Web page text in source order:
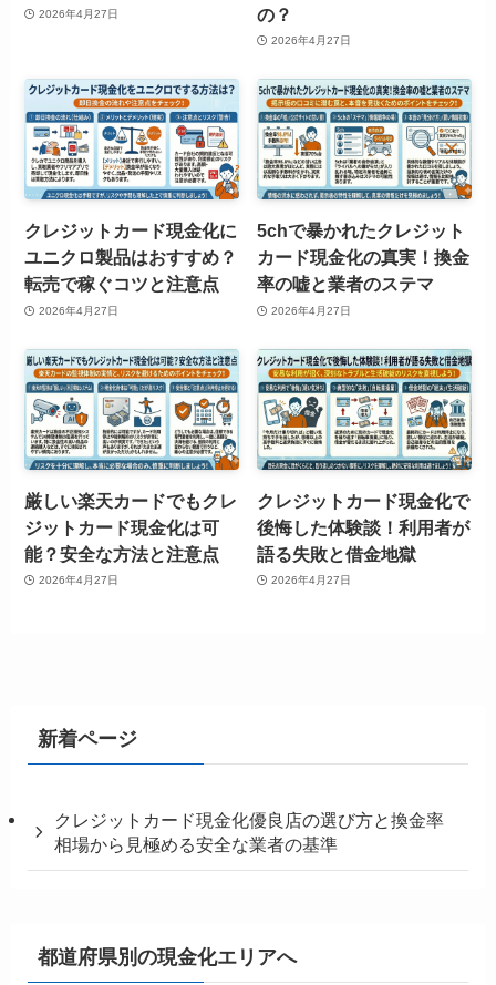
2026年4月27日
の？
2026年4月27日
クレジットカード現金化に
ユニクロ製品はおすすめ？
転売で稼ぐコツと注意点
2026年4月27日
5chで暴かれたクレジット
カード現金化の真実！換金
率の嘘と業者のステマ
2026年4月27日
厳しい楽天カードでもクレ
ジットカード現金化は可
能？安全な方法と注意点
2026年4月27日
クレジットカード現金化で
後悔した体験談！利用者が
語る失敗と借金地獄
2026年4月27日
新着ページ
クレジットカード現金化優良店の選び方と換金率
相場から見極める安全な業者の基準
都道府県別の現金化エリアへ